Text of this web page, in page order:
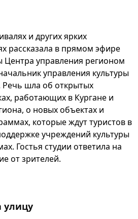
и других ярких
рассказала в прямом эфире
управления регионом
управления культуры
Речь шла об открытых
работающих в Кургане и
о новых объектах и
которые ждут туристов в
учреждений культуры
Гостья студии ответила на
от зрителей.
улицу